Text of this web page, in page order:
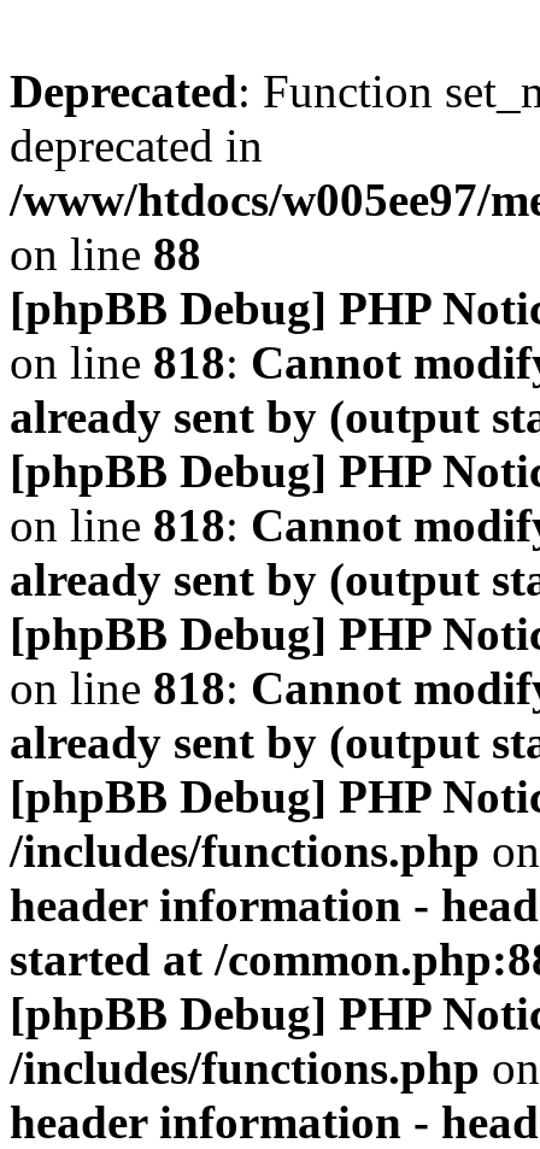
Deprecated: Function
deprecated in
/www/htdocs/w005ee97/
on line 88
[phpBB Debug] PHP
on line 818: Cannot
already sent by (output
[phpBB Debug] PHP
on line 818: Cannot
already sent by (output
[phpBB Debug] PHP
on line 818: Cannot
already sent by (output
[phpBB Debug] PHP
/includes/functions.php
header information -
started at /
[phpBB Debug] PHP
/includes/functions.php
header information -